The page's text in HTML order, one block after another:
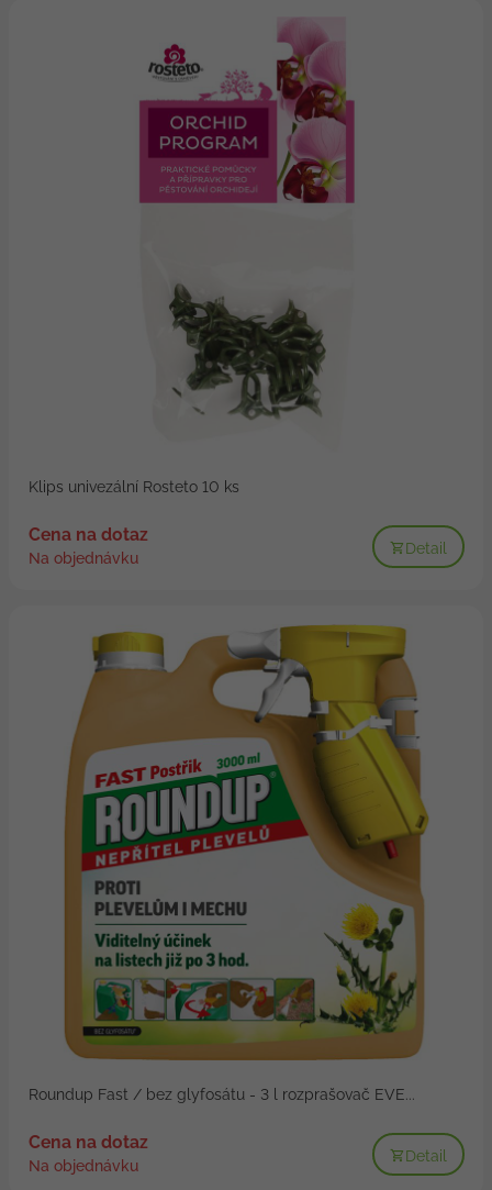
Klips univezální Rosteto 10 ks
Cena na dotaz
Na objednávku
Detail
Roundup Fast / bez glyfosátu - 3 l rozprašovač EVE...
Cena na dotaz
Na objednávku
Detail